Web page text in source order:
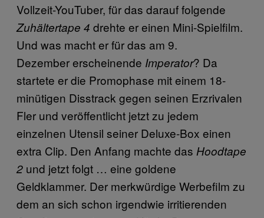
Vollzeit-YouTuber, für das darauf folgende
Zuhältertape 4 drehte er einen Mini-Spielfilm.
Und was macht er für das am 9.
Dezember erscheinende Imperator? Da
startete er die Promophase mit einem 18-
minütigen Disstrack gegen seinen Erzrivalen
Fler und veröffentlicht jetzt zu jedem
einzelnen Utensil seiner Deluxe-Box einen
extra Clip. Den Anfang machte das Hoodtape
2 und jetzt folgt … eine goldene
Geldklammer. Der merkwürdige Werbefilm zu
dem an sich schon irgendwie irritierenden